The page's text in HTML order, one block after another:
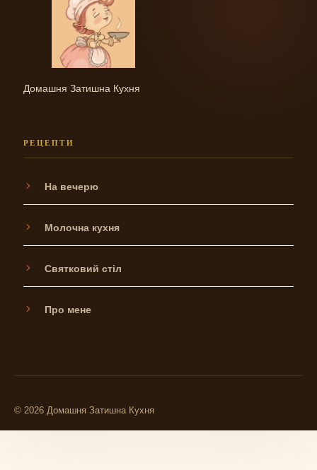
Домашня Затишна Кухня
РЕЦЕПТИ
На вечерю
Молочна кухня
Святковий стіл
Про мене
© 2026 Домашня Затишна Кухня